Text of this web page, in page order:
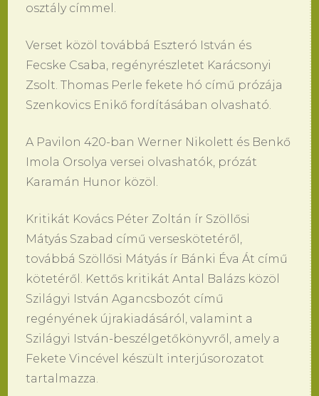
osztály címmel.
Verset közöl továbbá Eszteró István és
Fecske Csaba, regényrészletet Karácsonyi
Zsolt. Thomas Perle fekete hó című prózája
Szenkovics Enikő fordításában olvasható.
A Pavilon 420-ban Werner Nikolett és Benkő
Imola Orsolya versei olvashatók, prózát
Karamán Hunor közöl.
Kritikát Kovács Péter Zoltán ír Szöllősi
Mátyás Szabad című verseskötetéről,
továbbá Szöllősi Mátyás ír Bánki Éva Át című
kötetéről. Kettős kritikát Antal Balázs közöl
Szilágyi István Agancsbozót című
regényének újrakiadásáról, valamint a
Szilágyi István-beszélgetőkönyvről, amely a
Fekete Vincével készült interjúsorozatot
tartalmazza.